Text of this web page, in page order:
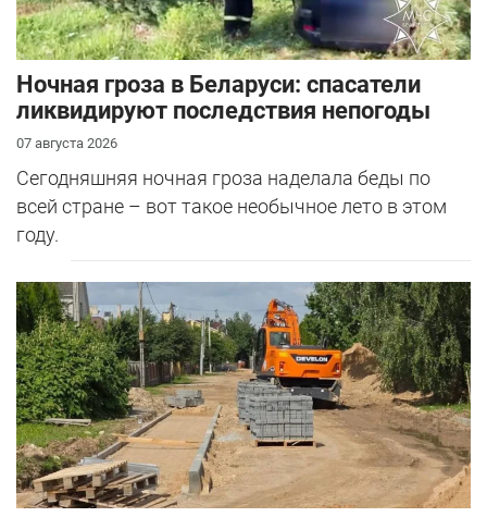
Ночная гроза в Беларуси: спасатели
ликвидируют последствия непогоды
07 августа 2026
Сегодняшняя ночная гроза наделала беды по
всей стране – вот такое необычное лето в этом
году.